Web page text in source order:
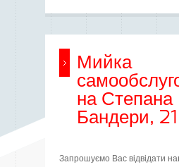
Мийка
на Степана
Бандери, 21
Запрошуємо Вас відвідати